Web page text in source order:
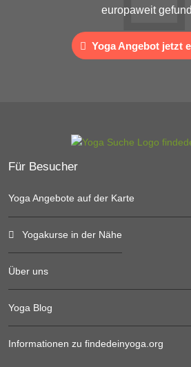
europaweit
Yoga Angebot jetzt
Für Besucher
Yoga Angebote auf der Karte
Yogakurse in der Nähe
Über uns
Yoga Blog
Informationen zu findedeinyoga.org